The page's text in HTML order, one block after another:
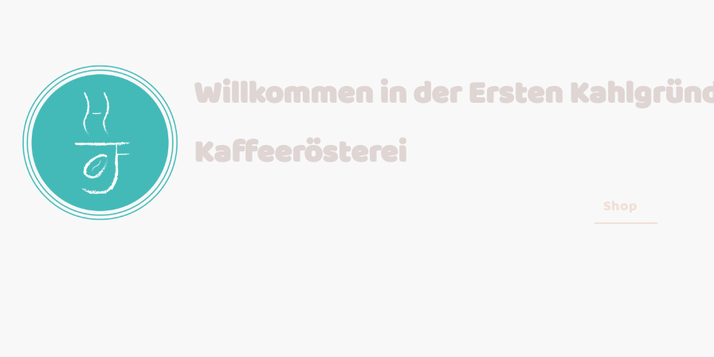
Willkommen in der Ersten
Kaffeerösterei
Shop